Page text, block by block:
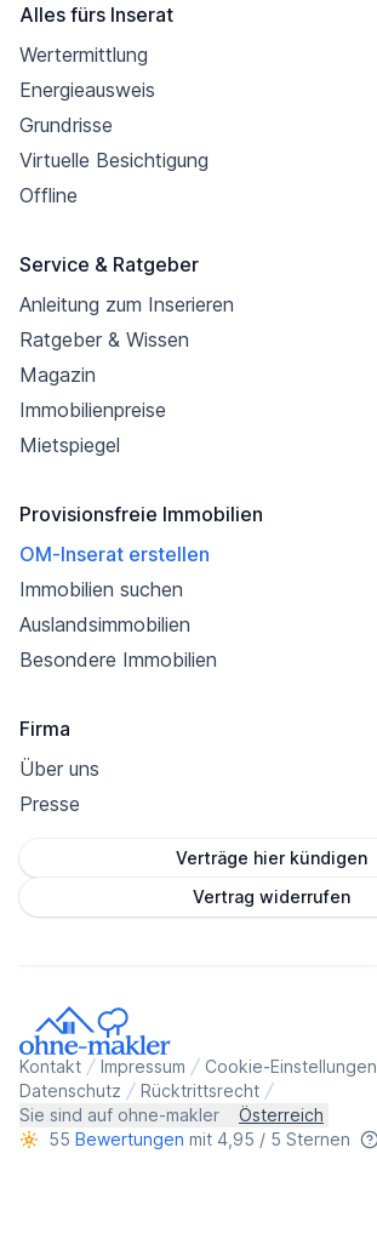
Alles fürs Inserat
Wertermittlung
Energieausweis
Grundrisse
Virtuelle Besichtigung
Offline
Service & Ratgeber
Anleitung zum Inserieren
Ratgeber & Wissen
Magazin
Immobilienpreise
Mietspiegel
Provisionsfreie Immobilien
OM-Inserat erstellen
Immobilien suchen
Auslandsimmobilien
Besondere Immobilien
Firma
Über uns
Presse
Verträge hier kündigen
Vertrag widerrufen
Kontakt Impressum Cookie-Einstellungen
Datenschutz
Rücktrittsrecht
Sie sind auf ohne-makler
Österreich
55 Bewertungen mit 4,95 / 5 Sternen